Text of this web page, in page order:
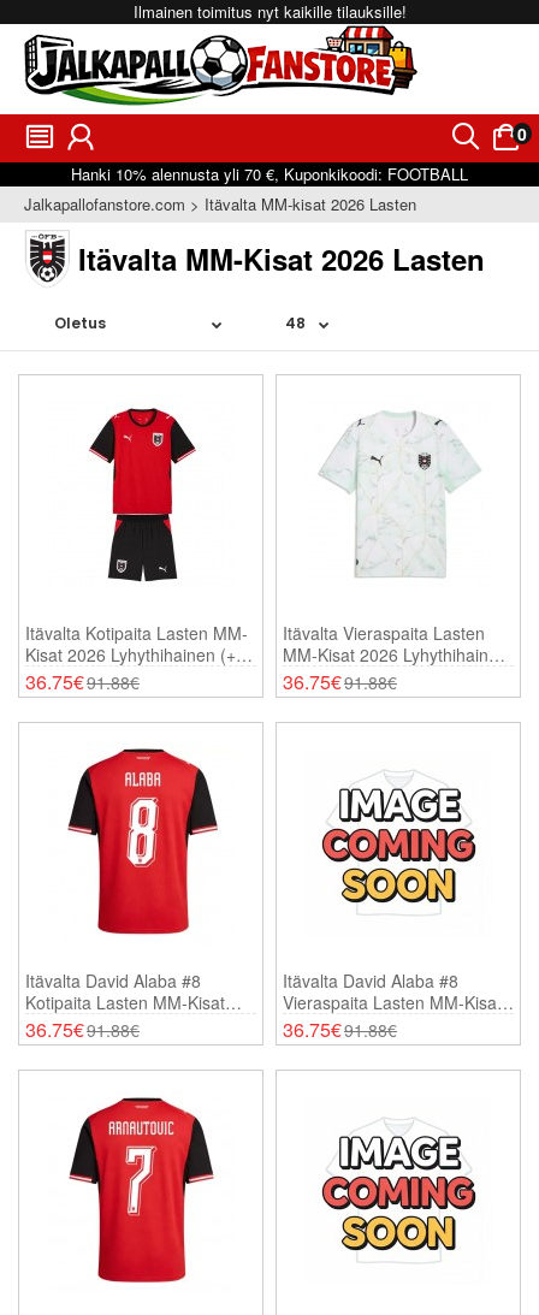
Ilmainen toimitus nyt kaikille tilauksille!
󰂩 󰃳 󰂨 0
󰃠
Hanki 10% alennusta yli 70 €, Kuponkikoodi: FOOTBALL
Jalkapallofanstore.com
Itävalta MM-kisat 2026 Lasten
Itävalta MM-Kisat 2026 Lasten
Itävalta Kotipaita Lasten MM-
Kisat 2026 Lyhythihainen (+
Shortsit)
36.75€91.88€
Itävalta Vieraspaita Lasten
MM-Kisat 2026 Lyhythihainen
(+ Shortsit)
36.75€91.88€
Itävalta David Alaba #8
Kotipaita Lasten MM-Kisat
2026 Lyhythihainen (+
Shortsit)
36.75€91.88€
Itävalta David Alaba #8
Vieraspaita Lasten MM-Kisat
2026 Lyhythihainen (+
Shortsit)
36.75€91.88€